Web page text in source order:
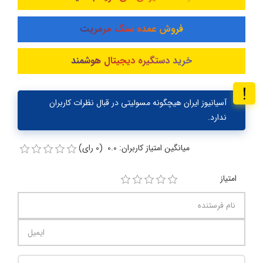
فروش عمده سنگ مرمریت
خرید دستگیره دیجیتال هوشمند
آسیانیوز ایران هیچگونه مسولیتی در قبال نظرات کاربران
ندارد.
میانگین امتیاز کاربران: 0.0 (0 رای)
امتیاز